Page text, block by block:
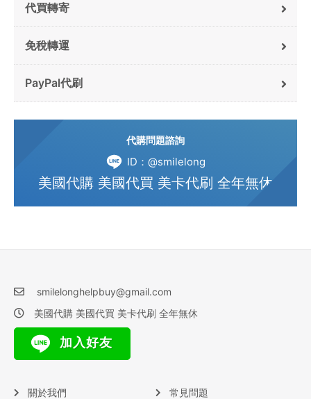
代買轉寄
免稅轉運
PayPal代刷
代購問題諮詢
ID：@smilelong
美國代購 美國代買 美卡代刷 全年無休
smilelonghelpbuy@gmail.com
美國代購 美國代買 美卡代刷 全年無休
加入好友
關於我們 常見問題